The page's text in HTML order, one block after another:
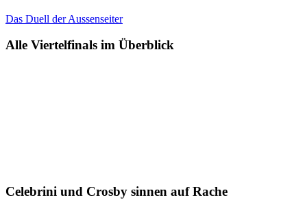
Das Duell der Aussenseiter
Alle Viertelfinals im Überblick
Celebrini und Crosby sinnen auf Rache